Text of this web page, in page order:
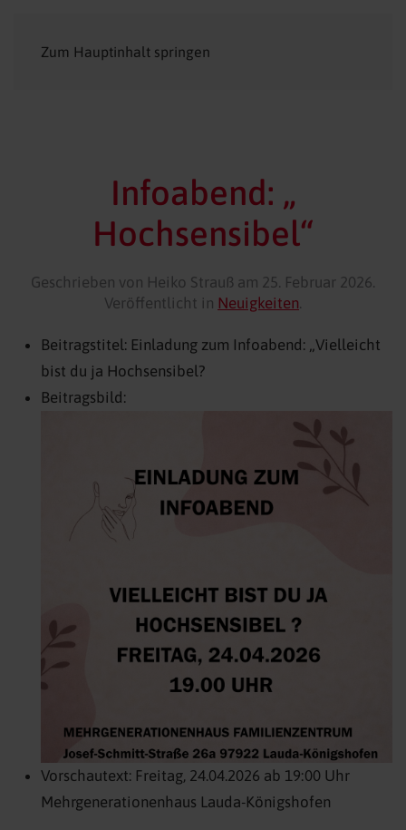
Zum Hauptinhalt springen
Infoabend: „
Hochsensibel“
Geschrieben von Heiko Strauß am 25. Februar 2026.
Veröffentlicht in Neuigkeiten.
Beitragstitel: Einladung zum Infoabend: „Vielleicht
bist du ja Hochsensibel?
Beitragsbild:
Vorschautext: Freitag, 24.04.2026 ab 19:00 Uhr
Mehrgenerationenhaus Lauda-Königshofen